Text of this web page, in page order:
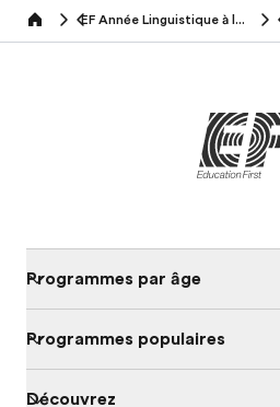
Home EF Année Linguistique à l'Etranger
Programmes par âge
Programmes populaires
Découvrez